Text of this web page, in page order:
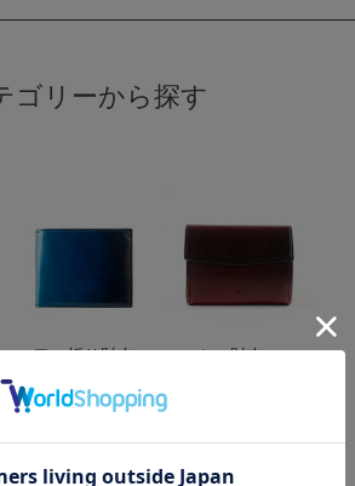
ゴリーから探す
二つ折り財布
ミニ財布・